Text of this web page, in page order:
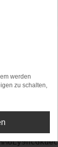
oder in
werden.
diesen Text
werden
zu schalten,